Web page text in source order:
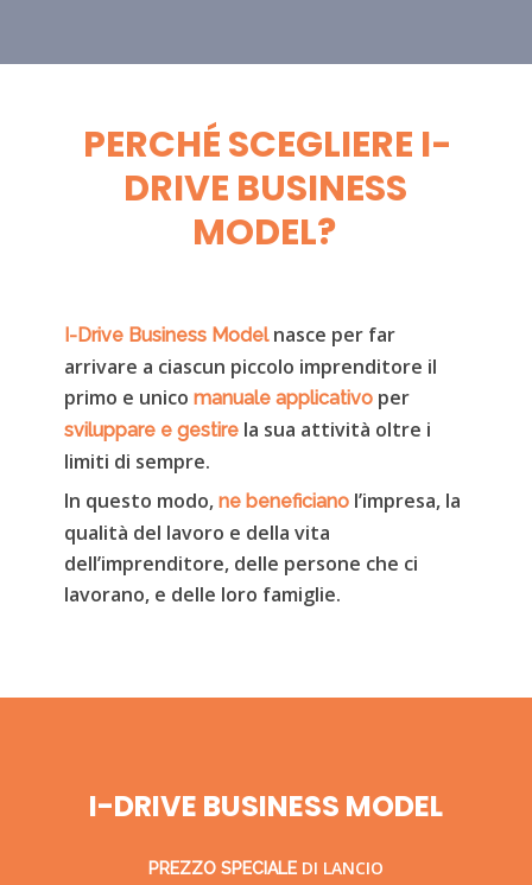
PERCHÉ SCEGLIERE I-
DRIVE BUSINESS
MODEL?
I-Drive Business Modelnasce per far
arrivare a ciascun piccolo imprenditore il
primo e unico manuale applicativoper
sviluppare e gestirela sua attività oltre i
limiti di sempre.
In questo modo, ne beneficianol’impresa, la
qualità del lavoro e della vita
dell’imprenditore, delle persone che ci
lavorano, e delle loro famiglie.
I-DRIVE BUSINESS MODEL
PREZZO SPECIALEDI LANCIO